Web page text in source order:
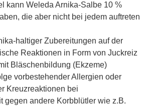
kann Weleda Arnika-Salbe 10 %
die aber nicht bei jedem auftreten
haltiger Zubereitungen auf der
Reaktionen in Form von Juckreiz
Bläschenbildung (Ekzeme)
vorbestehender Allergien oder
Kreuzreaktionen bei
gegen andere Korbblütler wie z.B.